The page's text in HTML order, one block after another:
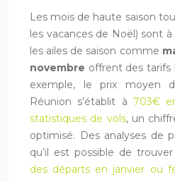
Les mois de haute saison
les vacances de Noël) sont
les ailes de saison comme
novembre offrent des tarifs
exemple, le prix moyen
Réunion s’établit à 703€
statistiques de vols, un
optimisé. Des analyses de
qu’il est possible de
des départs en janvier ou